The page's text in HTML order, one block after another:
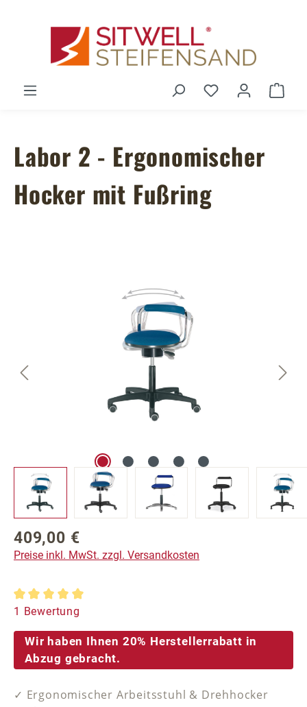
Du hast 0
Labor 2 - Ergonomischer
Hocker mit Fußring
Bildergalerie überspringen
Regulärer Preis:
409,00 €
Preise inkl. MwSt. zzgl. Versandkosten
Durchschnittliche Bewertung von 5 von 5 Sternen
1 Bewertung
Wir haben Ihnen 20% Herstellerrabatt in
Abzug gebracht.
✓ Ergonomischer Arbeitsstuhl & Drehhocker